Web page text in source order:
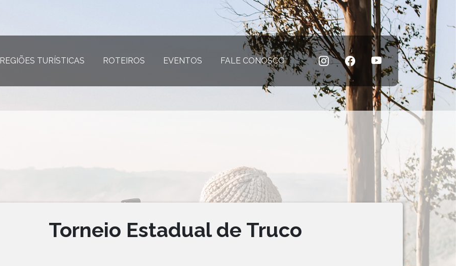
REGIÕES TURÍSTICAS (página atual)
ROTEIROS (página atual)
EVENTOS (página atual)
FALE CONOSCO(página atual)
Torneio Estadual de Truco